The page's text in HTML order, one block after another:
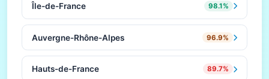
Île-de-France 98.1%
Auvergne-Rhône-Alpes 96.9%
Hauts-de-France 89.7%